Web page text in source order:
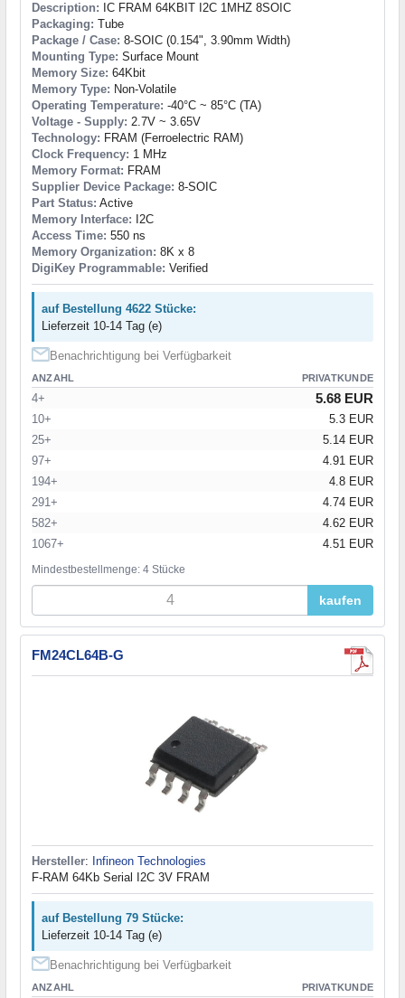
Description: IC FRAM 64KBIT I2C 1MHZ 8SOIC
Packaging: Tube
Package / Case: 8-SOIC (0.154", 3.90mm Width)
Mounting Type: Surface Mount
Memory Size: 64Kbit
Memory Type: Non-Volatile
Operating Temperature: -40°C ~ 85°C (TA)
Voltage - Supply: 2.7V ~ 3.65V
Technology: FRAM (Ferroelectric RAM)
Clock Frequency: 1 MHz
Memory Format: FRAM
Supplier Device Package: 8-SOIC
Part Status: Active
Memory Interface: I2C
Access Time: 550 ns
Memory Organization: 8K x 8
DigiKey Programmable: Verified
auf Bestellung 4622 Stücke:
Lieferzeit 10-14 Tag (e)
Benachrichtigung bei Verfügbarkeit
ANZAHL PRIVATKUNDE
4+ 5.68 EUR
10+
5.3 EUR
25+
5.14 EUR
97+
4.91 EUR
194+
4.8 EUR
291+
4.74 EUR
582+
4.62 EUR
1067+
4.51 EUR
Mindestbestellmenge: 4 Stücke
kaufen
FM24CL64B-G
Hersteller: Infineon Technologies
F-RAM 64Kb Serial I2C 3V FRAM
auf Bestellung 79 Stücke:
Lieferzeit 10-14 Tag (e)
Benachrichtigung bei Verfügbarkeit
ANZAHL PRIVATKUNDE